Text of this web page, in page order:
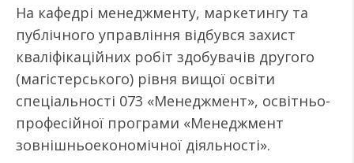
На кафедрі менеджменту, маркетингу та
публічного управління відбувся захист
кваліфікаційних робіт здобувачів другого
(магістерського) рівня вищої освіти
спеціальності 073 «Менеджмент», освітньо-
професійної програми «Менеджмент
зовнішньоекономічної діяльності».